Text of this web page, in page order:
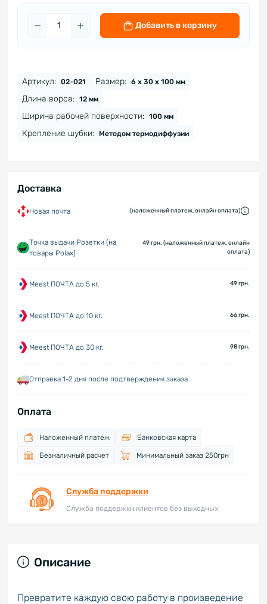
Добавить в корзину
Артикул: 02-021 Размер: 6 х 30 х 100 мм
Длина ворса: 12 мм
Ширина рабочей поверхности: 100 мм
Крепление шубки: Методом термодиффузии
Доставка
Новая почта (наложенный платеж, онлайн оплата)
Точка выдачи Розетки (на
товары Polax)
49 грн. (наложенный платеж, онлайн
оплата)
Meest ПОЧТА до 5 кг. 49 грн.
Meest ПОЧТА до 10 кг. 66 грн.
Meest ПОЧТА до 30 кг. 98 грн.
Отправка 1-2 дня после подтверждения заказа
Оплата
Наложенный платеж Банковская карта
Безналичный расчет Минимальный заказ 250грн
Служба поддержки
Служба поддержки клиентов без выходных
Описание
Превратите каждую свою работу в произведение